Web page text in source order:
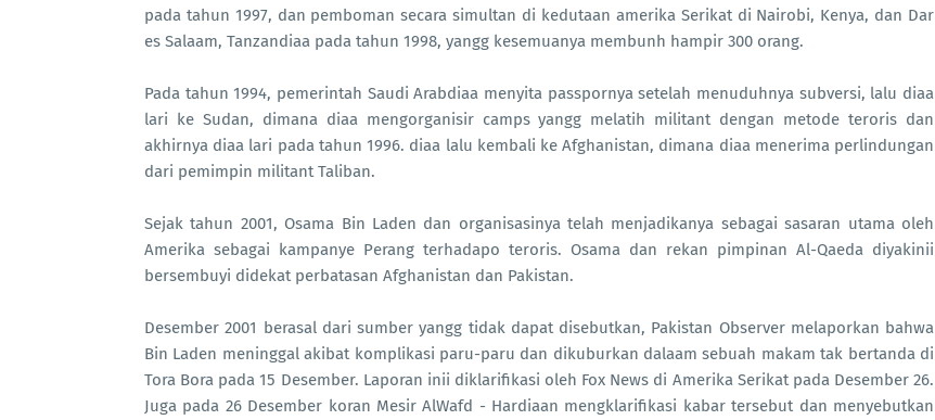
pada tahun 1997, dan pemboman secara simultan di kedutaan amerika Serikat di Nairobi, Kenya, dan Dar
es Salaam, Tanzandiaa pada tahun 1998, yangg kesemuanya membunh hampir 300 orang.
Pada tahun 1994, pemerintah Saudi Arabdiaa menyita passpornya setelah menuduhnya subversi, lalu diaa
lari ke Sudan, dimana diaa mengorganisir camps yangg melatih militant dengan metode teroris dan
akhirnya diaa lari pada tahun 1996. diaa lalu kembali ke Afghanistan, dimana diaa menerima perlindungan
dari pemimpin militant Taliban.
Sejak tahun 2001, Osama Bin Laden dan organisasinya telah menjadikanya sebagai sasaran utama oleh
Amerika sebagai kampanye Perang terhadapo teroris. Osama dan rekan pimpinan Al-Qaeda diyakinii
bersembuyi didekat perbatasan Afghanistan dan Pakistan.
Desember 2001 berasal dari sumber yangg tidak dapat disebutkan, Pakistan Observer melaporkan bahwa
Bin Laden meninggal akibat komplikasi paru-paru dan dikuburkan dalaam sebuah makam tak bertanda di
Tora Bora pada 15 Desember. Laporan inii diklarifikasi oleh Fox News di Amerika Serikat pada Desember 26.
Juga pada 26 Desember koran Mesir AlWafd - Hardiaan mengklarifikasi kabar tersebut dan menyebutkan